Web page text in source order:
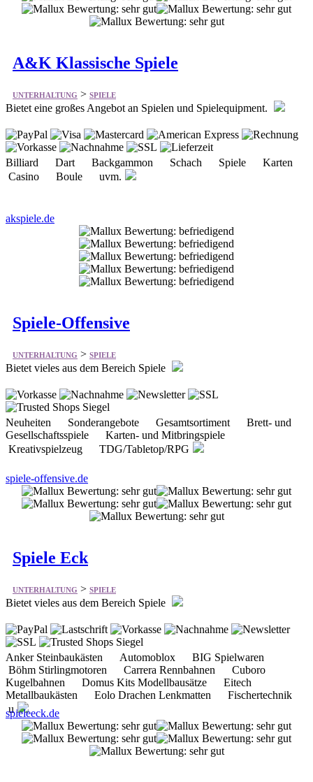
A&K Klassische Spiele
UNTERHALTUNG > SPIELE
Bietet eine großes Angebot an Spielen und Spielequipment.
Billiard Dart Backgammon Schach Spiele Karten
Casino Boule uvm.
akspiele.de
Spiele-Offensive
UNTERHALTUNG > SPIELE
Bietet vieles aus dem Bereich Spiele
Neuheiten Sonderangebote Gesamtsortiment Brett- und
Gesellschaftsspiele Karten- und Mitbringspiele
Kreativspielzeug TDG/Tabletop/RPG
spiele-offensive.de
Spiele Eck
UNTERHALTUNG > SPIELE
Bietet vieles aus dem Bereich Spiele
Anker Steinbaukästen Automoblox BIG Spielwaren
Böhm Stirlingmotoren Carrera Rennbahnen Cuboro
Kugelbahnen Domus Kits Modellbausätze Eitech
Metallbaukästen Eolo Drachen Lenkmatten Fischertechnik
u
spieleeck.de